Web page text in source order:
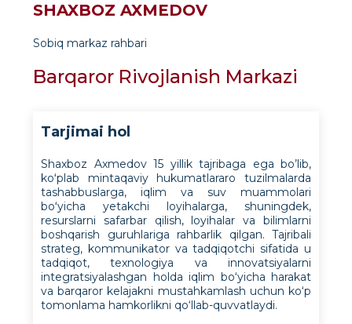
SHAXBOZ AXMEDOV
Sobiq markaz rahbari
Barqaror Rivojlanish Markazi
Tarjimai hol
Shaxboz Axmedov 15 yillik tajribaga ega bo’lib,
koʻplab mintaqaviy hukumatlararo tuzilmalarda
tashabbuslarga, iqlim va suv muammolari
boʻyicha yetakchi loyihalarga, shuningdek,
resurslarni safarbar qilish, loyihalar va bilimlarni
boshqarish guruhlariga rahbarlik qilgan. Tajribali
strateg, kommunikator va tadqiqotchi sifatida u
tadqiqot, texnologiya va innovatsiyalarni
integratsiyalashgan holda iqlim bo‘yicha harakat
va barqaror kelajakni mustahkamlash uchun ko‘p
tomonlama hamkorlikni qo‘llab-quvvatlaydi.